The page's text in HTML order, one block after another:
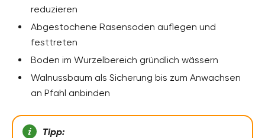
reduzieren
Abgestochene Rasensoden auflegen und
festtreten
Boden im Wurzelbereich gründlich wässern
Walnussbaum als Sicherung bis zum Anwachsen
an Pfahl anbinden
Tipp: